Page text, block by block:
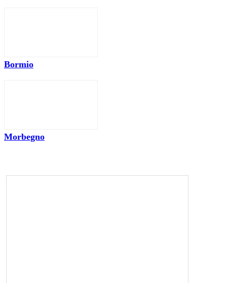
Bormio
Morbegno